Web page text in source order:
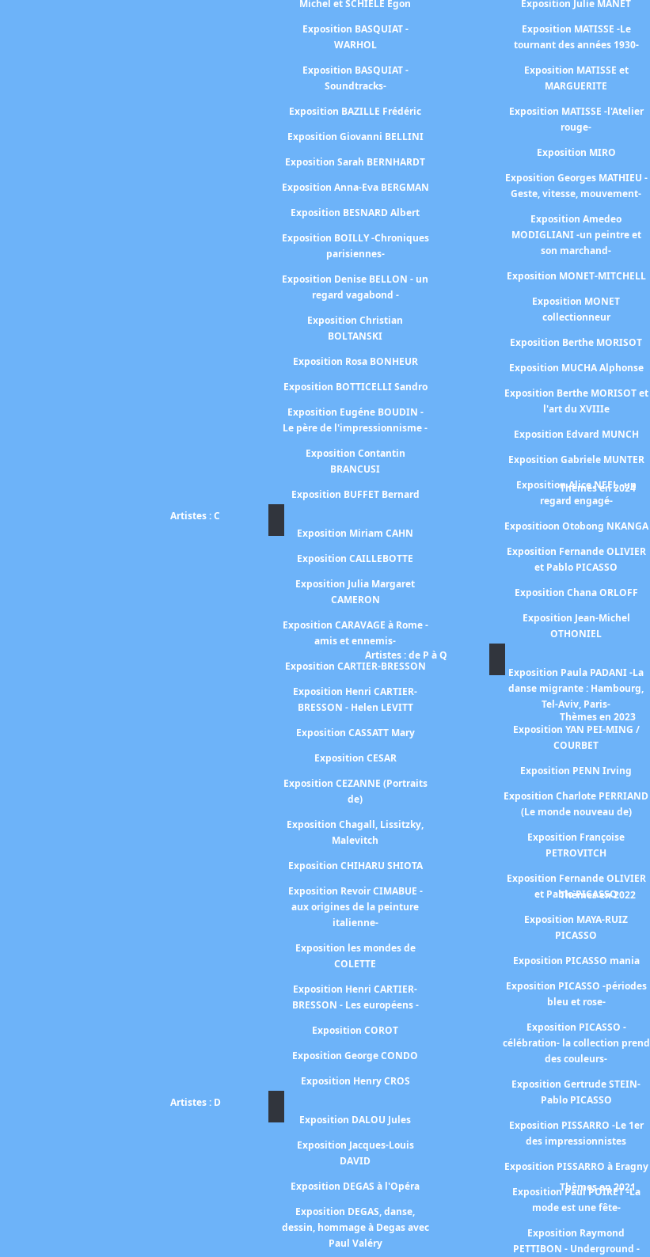
Michel et SCHIELE Egon
Exposition BASQUIAT -
WARHOL
Exposition BASQUIAT -
Soundtracks-
Exposition BAZILLE Frédéric
Exposition Giovanni BELLINI
Exposition Sarah BERNHARDT
Exposition Anna-Eva BERGMAN
Exposition BESNARD Albert
Exposition BOILLY -Chroniques
parisiennes-
Exposition Denise BELLON - un
regard vagabond -
Exposition Christian
BOLTANSKI
Exposition Rosa BONHEUR
Exposition BOTTICELLI Sandro
Exposition Eugéne BOUDIN -
Le père de l'impressionnisme -
Exposition Contantin
BRANCUSI
Exposition BUFFET Bernard
Artistes : C
Exposition Miriam CAHN
Exposition CAILLEBOTTE
Exposition Julia Margaret
CAMERON
Exposition CARAVAGE à Rome -
amis et ennemis-
Exposition CARTIER-BRESSON
Exposition Henri CARTIER-
BRESSON - Helen LEVITT
Exposition CASSATT Mary
Exposition CESAR
Exposition CEZANNE (Portraits
de)
Exposition Chagall, Lissitzky,
Malevitch
Exposition CHIHARU SHIOTA
Exposition Revoir CIMABUE -
aux origines de la peinture
italienne-
Exposition les mondes de
COLETTE
Exposition Henri CARTIER-
BRESSON - Les européens -
Exposition COROT
Exposition George CONDO
Exposition Henry CROS
Artistes : D
Exposition DALOU Jules
Exposition Jacques-Louis
DAVID
Exposition DEGAS à l'Opéra
Exposition DEGAS, danse,
dessin, hommage à Degas avec
Paul Valéry
Exposition Julie MANET
Exposition MATISSE -Le
tournant des années 1930-
Exposition MATISSE et
MARGUERITE
Exposition MATISSE -l'Atelier
rouge-
Exposition MIRO
Exposition Georges MATHIEU -
Geste, vitesse, mouvement-
Exposition Amedeo
MODIGLIANI -un peintre et
son marchand-
Exposition MONET-MITCHELL
Exposition MONET
collectionneur
Exposition Berthe MORISOT
Exposition MUCHA Alphonse
Exposition Berthe MORISOT et
l'art du XVIIIe
Exposition Edvard MUNCH
Exposition Gabriele MUNTER
Exposition Alice NEEL -un
regard engagé-
Expositioon Otobong NKANGA
Exposition Fernande OLIVIER
et Pablo PICASSO
Exposition Chana ORLOFF
Exposition Jean-Michel
OTHONIEL
Artistes : de P à Q
Exposition Paula PADANI -La
danse migrante : Hambourg,
Tel-Aviv, Paris-
Exposition YAN PEI-MING /
COURBET
Exposition PENN Irving
Exposition Charlote PERRIAND
(Le monde nouveau de)
Exposition Françoise
PETROVITCH
Exposition Fernande OLIVIER
et Pablo PICASSO
Exposition MAYA-RUIZ
PICASSO
Exposition PICASSO mania
Exposition PICASSO -périodes
bleu et rose-
Exposition PICASSO -
célébration- la collection prend
des couleurs-
Exposition Gertrude STEIN-
Pablo PICASSO
Exposition PISSARRO -Le 1er
des impressionnistes
Exposition PISSARRO à Eragny
Exposition Paul POIRET -La
mode est une fête-
Exposition Raymond
PETTIBON - Underground -
Thèmes en 2024
Thèmes en 2023
Thèmes en 2022
Thèmes en 2021